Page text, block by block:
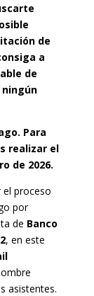
de
a
de
Para
realizar el
de 2026.
el proceso
por
de Banco
, en este
asistentes.